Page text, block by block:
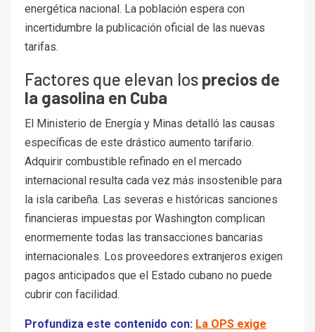
energética nacional. La población espera con
incertidumbre la publicación oficial de las nuevas
tarifas.
Factores que elevan los precios de
la gasolina en Cuba
El Ministerio de Energía y Minas detalló las causas
específicas de este drástico aumento tarifario.
Adquirir combustible refinado en el mercado
internacional resulta cada vez más insostenible para
la isla caribeña. Las severas e históricas sanciones
financieras impuestas por Washington complican
enormemente todas las transacciones bancarias
internacionales. Los proveedores extranjeros exigen
pagos anticipados que el Estado cubano no puede
cubrir con facilidad.
Profundiza este contenido con: La OPS exige